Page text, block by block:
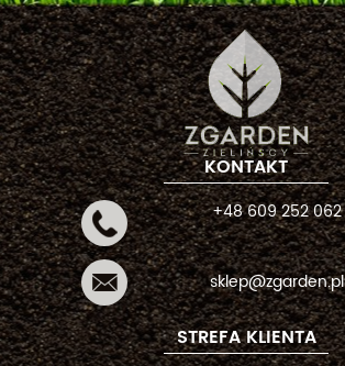
KONTAKT
+48 609 252 062
sklep@zgarden.pl
STREFA KLIENTA